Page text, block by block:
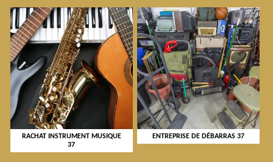
RACHAT INSTRUMENT MUSIQUE
37
ENTREPRISE DE DÉBARRAS 37